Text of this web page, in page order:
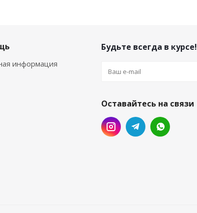
информация
Будьте всегда в курсе!
Оставайтесь на связи